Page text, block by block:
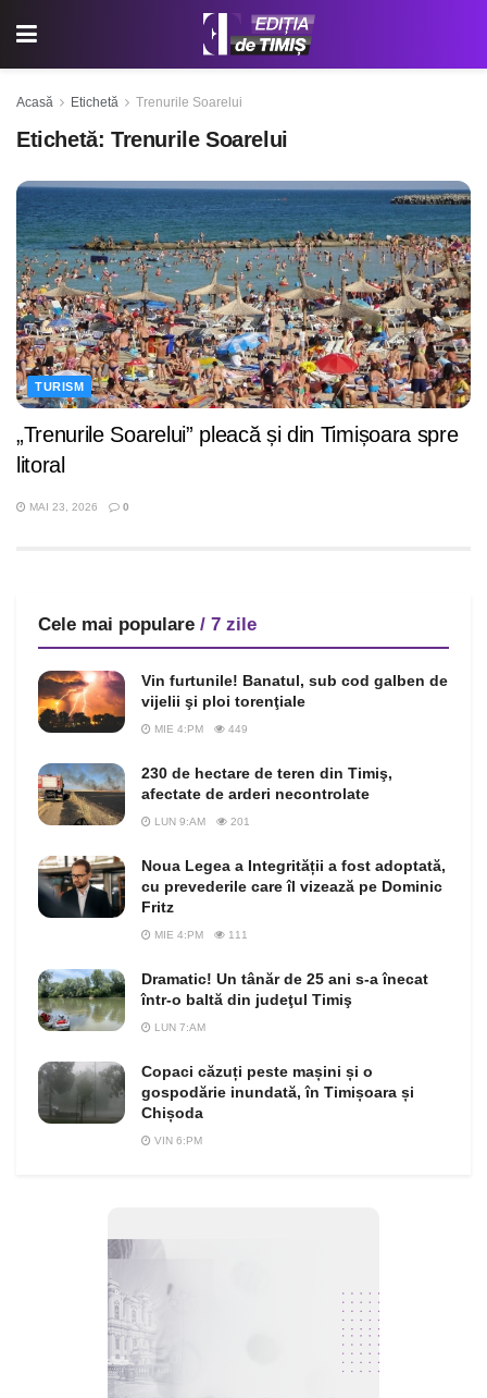
Acasă Etichetă Trenurile Soarelui
Etichetă: Trenurile Soarelui
TURISM
„Trenurile Soarelui” pleacă și din Timișoara spre
litoral
MAI 23, 2026 0
Cele mai populare / 7 zile
Vin furtunile! Banatul, sub cod galben de
vijelii şi ploi torenţiale
MIE 4:PM 449
230 de hectare de teren din Timiş,
afectate de arderi necontrolate
LUN 9:AM 201
Noua Legea a Integrității a fost adoptată,
cu prevederile care îl vizează pe Dominic
Fritz
MIE 4:PM 111
Dramatic! Un tânăr de 25 ani s-a înecat
într-o baltă din judeţul Timiş
LUN 7:AM
Copaci căzuți peste mașini și o
gospodărie inundată, în Timișoara și
Chișoda
VIN 6:PM